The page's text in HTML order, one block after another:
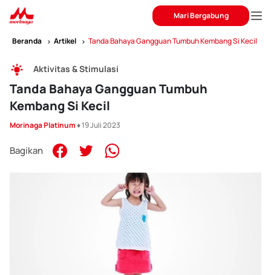
Mari Bergabung
Beranda Artikel Tanda Bahaya Gangguan Tumbuh Kembang Si Kecil
Aktivitas & Stimulasi
Tanda Bahaya Gangguan Tumbuh
Kembang Si Kecil
Morinaga Platinum♦ 19 Juli 2023
Bagikan